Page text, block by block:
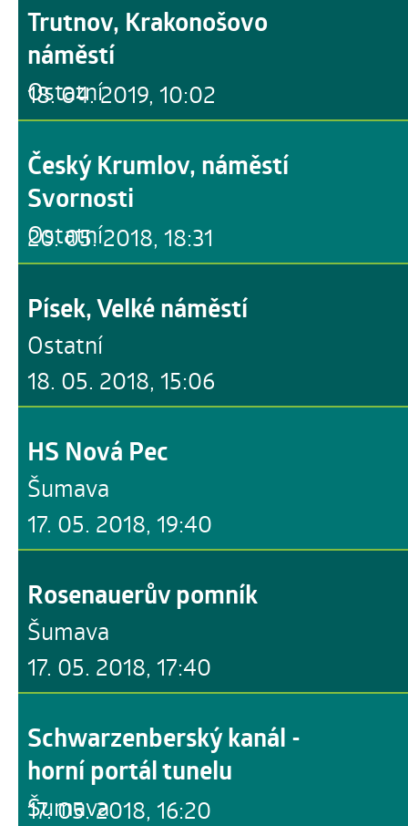
18. 04. 2019, 10:02
Trutnov, Krakonošovo
náměstí
Ostatní
20. 05. 2018, 18:31
Český Krumlov, náměstí
Svornosti
Ostatní
18. 05. 2018, 15:06
Písek, Velké náměstí
Ostatní
17. 05. 2018, 19:40
HS Nová Pec
Šumava
17. 05. 2018, 17:40
Rosenauerův pomník
Šumava
17. 05. 2018, 16:20
Schwarzenberský kanál -
horní portál tunelu
Šumava